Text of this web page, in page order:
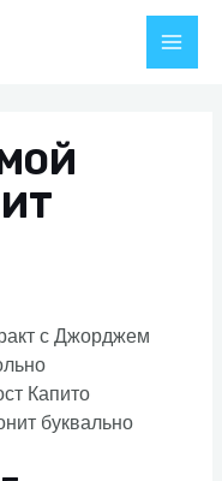
Main
с Джорджем
Капито
буквально